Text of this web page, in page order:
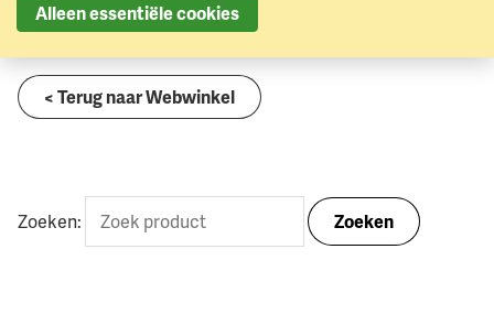
< Terug naar Webwinkel
Zoeken: Zoeken
Alleen essentiële cookies